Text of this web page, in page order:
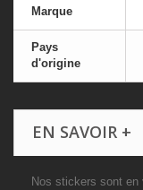
Marque
Pays
d'origine
EN SAVOIR +
Nos stickers sont